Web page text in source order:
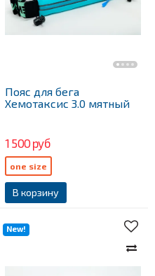
Пояс для бега
Хемотаксис 3.0 мятный
1 500 руб
В корзину
one size
New!